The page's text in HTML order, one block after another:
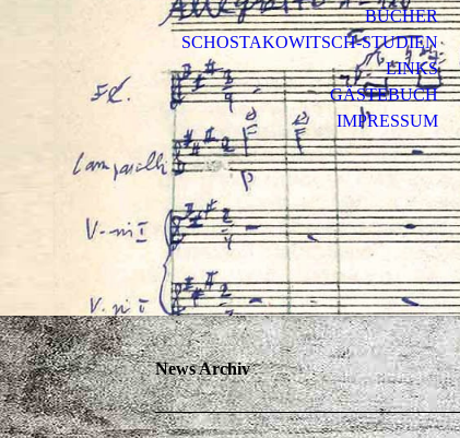
BÜCHER
SCHOSTAKOWITSCH-STUDIEN
LINKS
GÄSTEBUCH
IMPRESSUM
News Archiv